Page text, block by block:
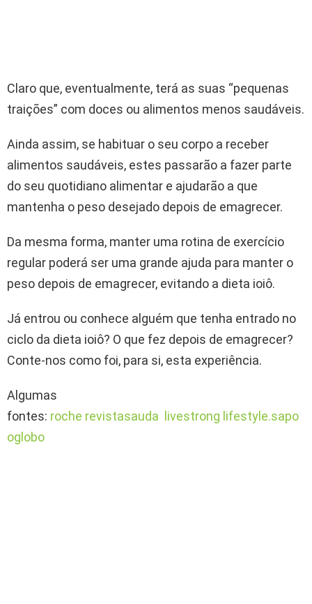
Claro que, eventualmente, terá as suas “pequenas
traições” com doces ou alimentos menos saudáveis.
Ainda assim, se habituar o seu corpo a receber
alimentos saudáveis, estes passarão a fazer parte
do seu quotidiano alimentar e ajudarão a que
mantenha o peso desejado depois de emagrecer.
Da mesma forma, manter uma rotina de exercício
regular poderá ser uma grande ajuda para manter o
peso depois de emagrecer, evitando a dieta ioiô.
Já entrou ou conhece alguém que tenha entrado no
ciclo da dieta ioiô? O que fez depois de emagrecer?
Conte-nos como foi, para si, esta experiência.
Algumas
fontes: roche revistasauda livestrong lifestyle.sapo
oglobo